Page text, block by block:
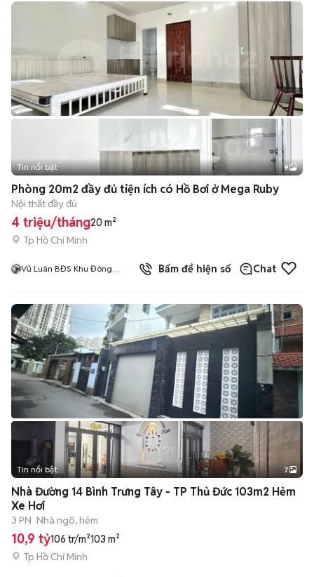
+2
Tin nổi bật 9
Phòng 20m2 đầy đủ tiện ích có Hồ Bơi ở Mega Ruby
Nội thất đầy đủ
4 triệu/tháng20 m²
Tp Hồ Chí Minh
Vũ Luân BĐS Khu Đông
6đã bán
Bấm để hiện số Chat
+2
Tin nổi bật 7
Nhà Đường 14 Bình Trưng Tây - TP Thủ Đức 103m2 Hẻm
Xe Hơi
3 PN Nhà ngõ, hẻm
10,9 tỷ106 tr/m²103 m²
Tp Hồ Chí Minh